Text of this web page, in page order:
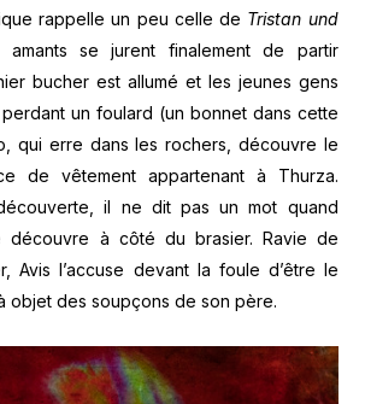
rappelle un peu celle de Tristan und
amants se jurent finalement de partir
bucher est allumé et les jeunes gens
perdant un foulard (un bonnet dans cette
qui erre dans les rochers, découvre le
de vêtement appartenant à Thurza.
il ne dit pas un mot quand
découvre à côté du brasier. Ravie de
Avis l’accuse devant la foule d’être le
objet des soupçons de son père.